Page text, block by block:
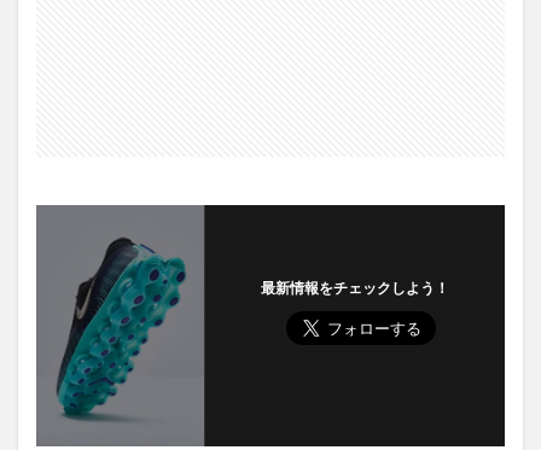
最新情報をチェックしよう！